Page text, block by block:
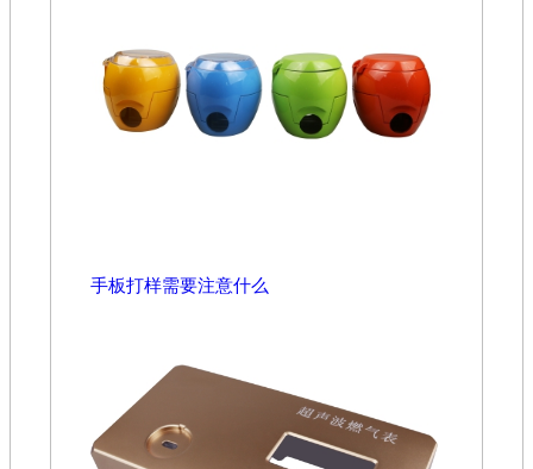
手板打样需要注意什么